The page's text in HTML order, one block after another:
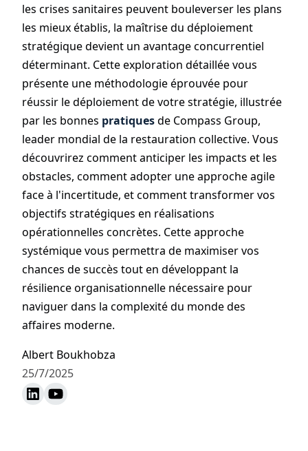
les crises sanitaires peuvent bouleverser les plans
les mieux établis, la maîtrise du déploiement
stratégique devient un avantage concurrentiel
déterminant. Cette exploration détaillée vous
présente une méthodologie éprouvée pour
réussir le déploiement de votre stratégie, illustrée
par les bonnes pratiquesde Compass Group,
leader mondial de la restauration collective. Vous
découvrirez comment anticiper les impacts et les
obstacles, comment adopter une approche agile
face à l'incertitude, et comment transformer vos
objectifs stratégiques en réalisations
opérationnelles concrètes. Cette approche
systémique vous permettra de maximiser vos
chances de succès tout en développant la
résilience organisationnelle nécessaire pour
naviguer dans la complexité du monde des
affaires moderne.
Albert Boukhobza
25/7/2025